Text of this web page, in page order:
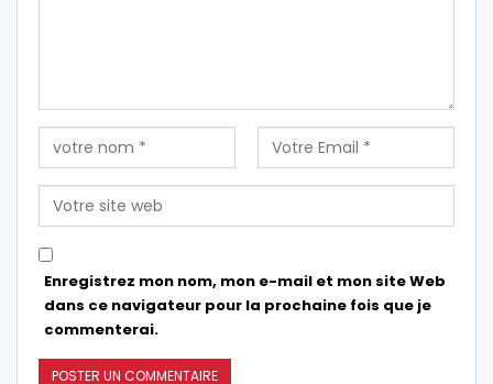
Enregistrez mon nom, mon e-mail et mon site Web
dans ce navigateur pour la prochaine fois que je
commenterai.